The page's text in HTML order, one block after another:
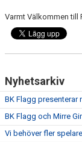
AVGIFTER
NYHETER
MATCHER
Varmt Välkommen till
Nyhetsarkiv
BK Flagg presenterar
BK Flagg och Mirre
Vi behöver fler